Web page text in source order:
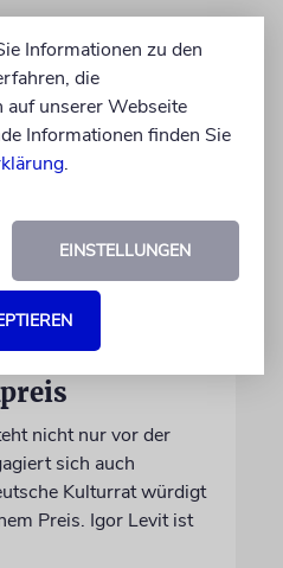
Judenhass:
Deutschen
nicht nur vor der
sich auch
Kulturrat würdigt
Preis. Igor Levit ist
Informationen zu den
die
auf unserer Webseite
Informationen finden Sie
.
EINSTELLUNGEN